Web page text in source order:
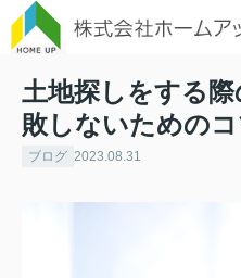
土地探しをする
敗しないためのコ
ブログ 2023.08.31